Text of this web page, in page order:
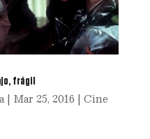
frágil
| Mar 25, 2016 | Cine